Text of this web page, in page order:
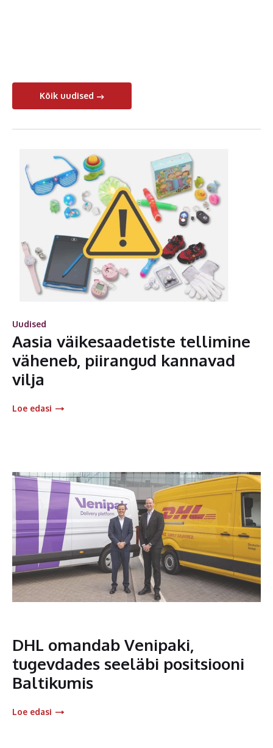
Kõik uudised
Uudised
Aasia väikesaadetiste tellimine
väheneb, piirangud kannavad
vilja
Loe edasi
DHL omandab Venipaki,
tugevdades seeläbi positsiooni
Baltikumis
Loe edasi